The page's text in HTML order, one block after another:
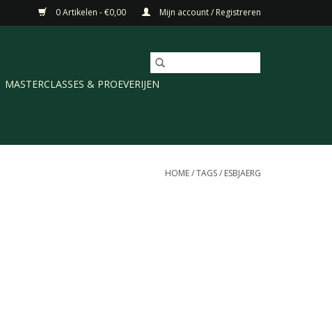
0 Artikelen - €0,00 Mijn account / Registreren
MASTERCLASSES & PROEVERIJEN
HOME/TAGS/ ESBJAERG